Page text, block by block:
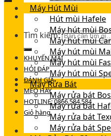
Tìm kiếm:
KHUYẾN MÃI
HỎI ĐÁP
ĐÁNH GIÁ
MẸO HAY
HOTLINE: 0866.584.584
Giỏ hàng
Máy Hút Mùi
Hút mùi Hafele
Máy hút mùi
Máy hút mùi
Máy hút mùi
Máy hút mùi
Máy hút mùi
Máy Rửa Bát
Máy rửa bát
Máy rửa bát
Máy rửa bát
Máy rửa bát